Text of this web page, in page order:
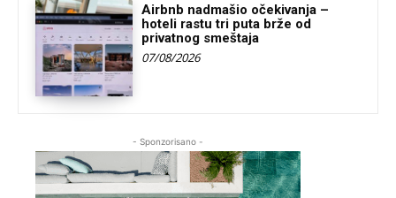
Airbnb nadmašio očekivanja –
hoteli rastu tri puta brže od
privatnog smeštaja
07/08/2026
- Sponzorisano -